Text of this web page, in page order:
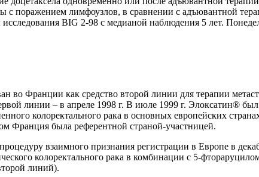
с поражением лимфоузлов, в сравнении с адъювантной
исследования BIG 2-98 с медианой наблюдения 5 лет.
во Франции как средство второй линии для терапии
линии – в апреле 1998 г. В июле 1999 г. Элоксатин®
колоректального рака в основных европейских
Франция была референтной страной-участницей.
взаимного признания регистрации в Европе в
колоректального рака в комбинации с 5-
линий).